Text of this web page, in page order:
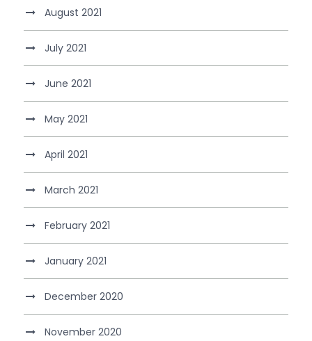
August 2021
July 2021
June 2021
May 2021
April 2021
March 2021
February 2021
January 2021
December 2020
November 2020